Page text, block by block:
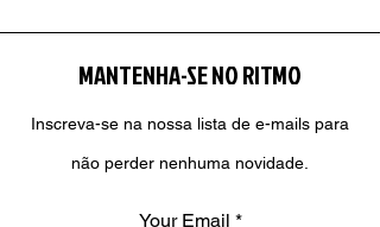
MANTENHA-SE NO RITMO
Inscreva-se na nossa lista de e-mails para
não perder nenhuma novidade.
Your Email